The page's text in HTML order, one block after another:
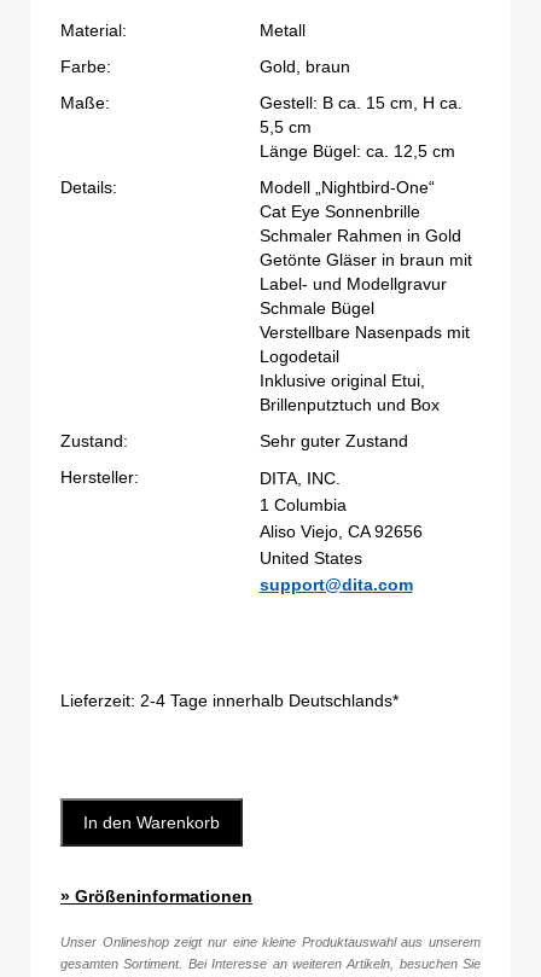
Material:
Metall
Farbe:
Gold, braun
Maße:
Gestell: B ca. 15 cm, H ca.
5,5 cm
Länge Bügel: ca. 12,5 cm
Details:
Modell „Nightbird-One“
Cat Eye Sonnenbrille
Schmaler Rahmen in Gold
Getönte Gläser in braun mit
Label- und Modellgravur
Schmale Bügel
Verstellbare Nasenpads mit
Logodetail
Inklusive original Etui,
Brillenputztuch und Box
Zustand:
Sehr guter Zustand
Hersteller:
DITA, INC.
1 Columbia
Aliso Viejo, CA 92656
United States
support@dita.com
Lieferzeit: 2-4 Tage innerhalb Deutschlands*
In den Warenkorb
» Größeninformationen
Unser Onlineshop zeigt nur eine kleine Produktauswahl aus unserem
gesamten Sortiment. Bei Interesse an weiteren Artikeln, besuchen Sie